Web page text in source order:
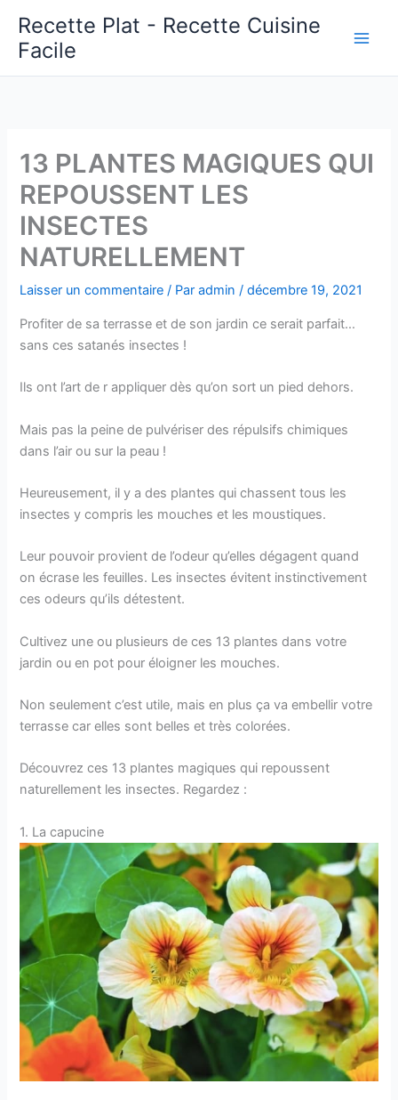
contenu
Recette Plat - Recette Cuisine
Facile
13 PLANTES MAGIQUES QUI
REPOUSSENT LES
INSECTES
NATURELLEMENT
Laisser un commentaire / Paradmin/décembre 19, 2021
Profiter de sa terrasse et de son jardin ce serait parfait…
sans ces satanés insectes !
Ils ont l’art de r appliquer dès qu’on sort un pied dehors.
Mais pas la peine de pulvériser des répulsifs chimiques
dans l’air ou sur la peau !
Heureusement, il y a des plantes qui chassent tous les
insectes y compris les mouches et les moustiques.
Leur pouvoir provient de l’odeur qu’elles dégagent quand
on écrase les feuilles. Les insectes évitent instinctivement
ces odeurs qu’ils détestent.
Cultivez une ou plusieurs de ces 13 plantes dans votre
jardin ou en pot pour éloigner les mouches.
Non seulement c’est utile, mais en plus ça va embellir votre
terrasse car elles sont belles et très colorées.
Découvrez ces 13 plantes magiques qui repoussent
naturellement les insectes. Regardez :
1. La capucine